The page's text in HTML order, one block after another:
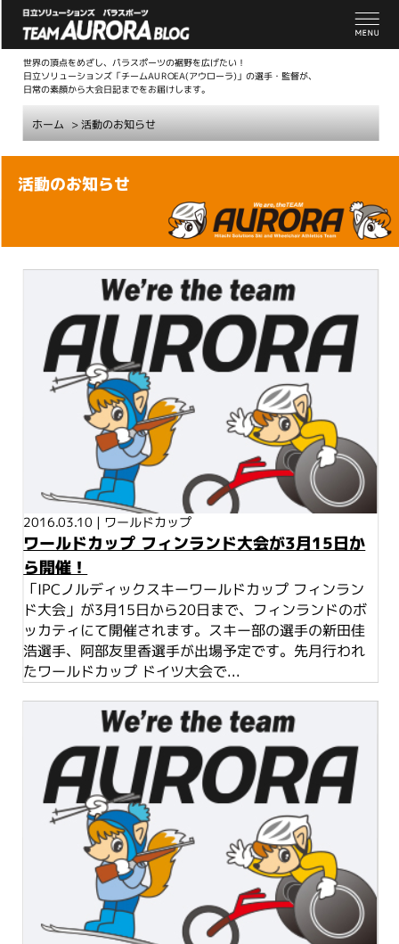
世界の頂点をめざし、パラスポーツの裾野を広げたい！
日立ソリューションズ「チームAUROEA(アウローラ)」の選手・監督が、
日常の素顔から大会日記までをお届けします。
ホーム >活動のお知らせ
本
活動のお知らせ
2016.03.10 | ワールドカップ
ワールドカップ フィンランド大会が3月15日か
ら開催！
「IPCノルディックスキーワールドカップ フィンラン
ド大会」が3月15日から20日まで、フィンランドのボ
ッカティにて開催されます。スキー部の選手の新田佳
浩選手、阿部友里香選手が出場予定です。先月行われ
たワールドカップ ドイツ大会で...